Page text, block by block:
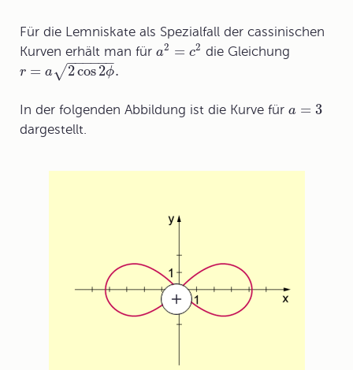
Für die Lemniskate als Spezialfall der cassinischen
Kurven erhält man für a2 = c2 die Gleichung
r = a 2cos2ϕ
− −
−−−−
√ .
In der folgenden Abbildung ist die Kurve für a = 3
dargestellt.